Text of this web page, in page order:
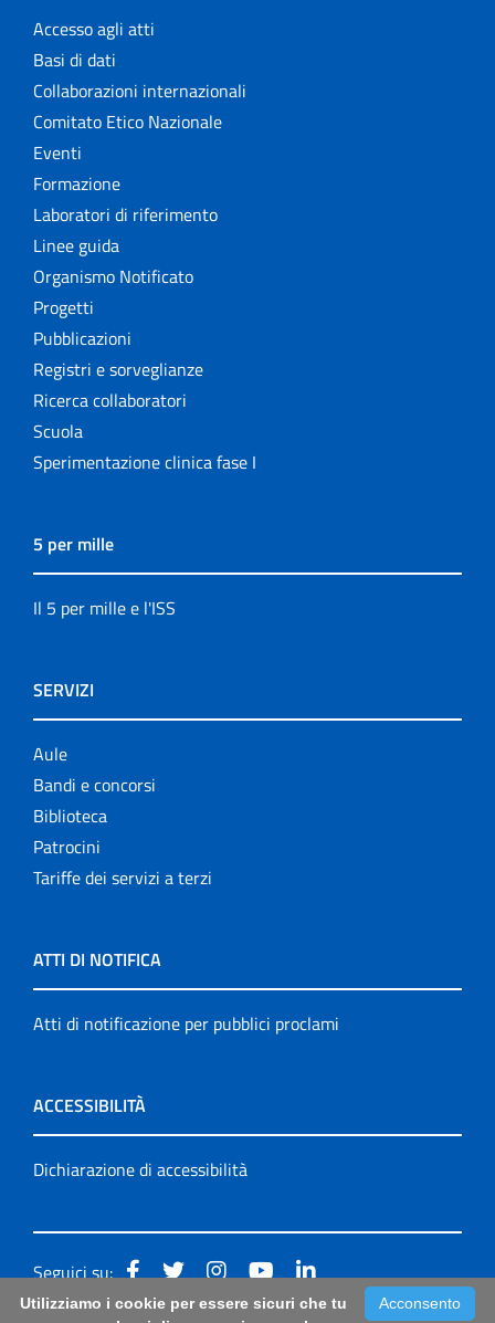
Accesso agli atti
Basi di dati
Collaborazioni internazionali
Comitato Etico Nazionale
Eventi
Formazione
Laboratori di riferimento
Linee guida
Organismo Notificato
Progetti
Pubblicazioni
Registri e sorveglianze
Ricerca collaboratori
Scuola
Sperimentazione clinica fase I
5 per mille
Il 5 per mille e l'ISS
SERVIZI
Aule
Bandi e concorsi
Biblioteca
Patrocini
Tariffe dei servizi a terzi
ATTI DI NOTIFICA
Atti di notificazione per pubblici proclami
ACCESSIBILITÀ
Dichiarazione di accessibilità
Seguici su:
Acconsento
Utilizziamo i cookie per essere sicuri che tu